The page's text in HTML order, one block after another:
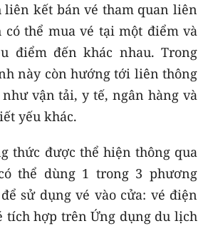
liên kết bán vé tham quan liên
có thể mua vé tại một điểm và
điểm đến khác nhau. Trong
này còn hướng tới liên thông
vận tải, y tế, ngân hàng và
yếu khác.
thức được thể hiện thông qua
thể dùng 1 trong 3 phương
sử dụng vé vào cửa: vé điện
tích hợp trên Ứng dụng du lịch